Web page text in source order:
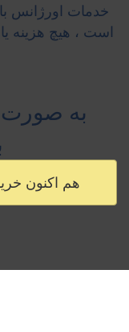
خدمات اورژانس
است ، هیچ هزینه
هم اکنون